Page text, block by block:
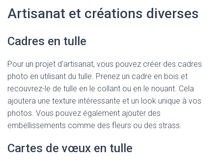
Artisanat et créations diverses
Cadres en tulle
Pour un projet d’artisanat, vous pouvez créer des cadres
photo en utilisant du tulle. Prenez un cadre en bois et
recouvrez-le de tulle en le collant ou en le nouant. Cela
ajoutera une texture intéressante et un look unique à vos
photos. Vous pouvez également ajouter des
embellissements comme des fleurs ou des strass.
Cartes de vœux en tulle